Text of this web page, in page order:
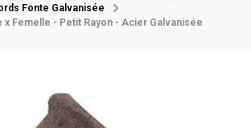
Fonte Galvanisée
x Femelle - Petit Rayon - Acier Galvanisée